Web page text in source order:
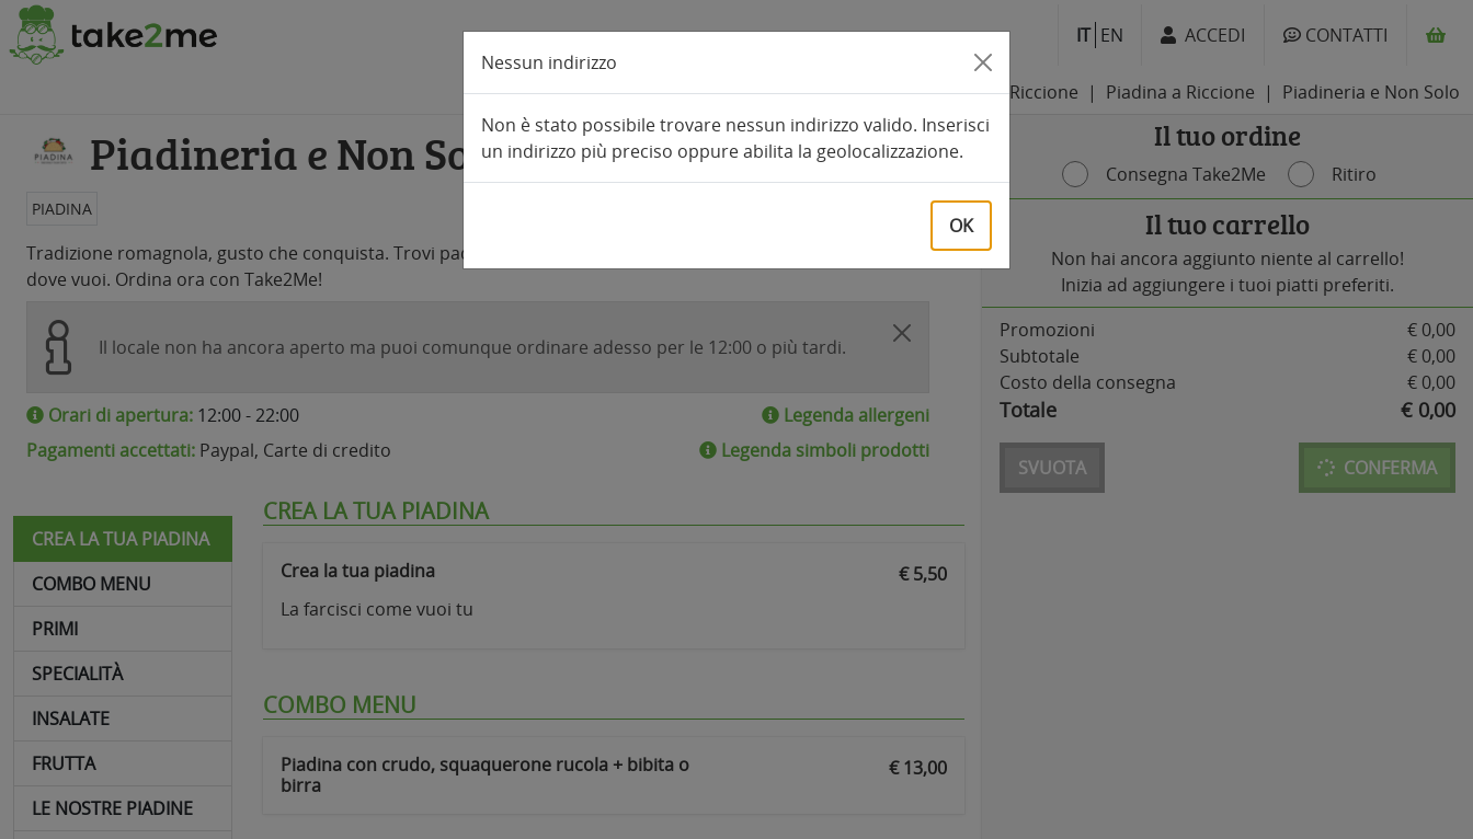
IT EN ACCEDI CONTATTI
Home Riccione Piadina a Riccione ​Piadineria e Non Solo
​Piadineria e Non Solo
PIADINA
0 Recensioni
Viale Gabriele D'Annunzio 183d, Riccione
Tradizione romagnola, gusto che conquista. Trovi padine e non solo da gustare direttamente a casa tua o
dove vuoi. Ordina ora con Take2Me!
Il locale non ha ancora aperto ma puoi comunque ordinare adesso per le 12:00 o più tardi.
Orari di apertura: 12:00 - 22:00
Pagamenti accettati: Paypal, Carte di credito
Legenda allergeni
Legenda simboli prodotti
CREA LA TUA PIADINA
COMBO MENU
PRIMI
SPECIALITÀ
INSALATE
FRUTTA
LE NOSTRE PIADINE
CREA LA TUA PIADINA
Crea la tua piadina
€ 5,50
La farcisci come vuoi tu
COMBO MENU
Piadina con crudo, squaquerone rucola + bibita o
birra
€ 13,00
Il tuo ordine
Consegna Take2Me Ritiro
Il tuo carrello
Non hai ancora aggiunto niente al carrello!
Inizia ad aggiungere i tuoi piatti preferiti.
Promozioni
€ 0,00
Subtotale
€ 0,00
Costo della consegna
€ 0,00
Totale € 0,00
SVUOTA CONFERMA
Nessun indirizzo
Non è stato possibile trovare nessun indirizzo valido. Inserisci
un indirizzo più preciso oppure abilita la geolocalizzazione.
OK